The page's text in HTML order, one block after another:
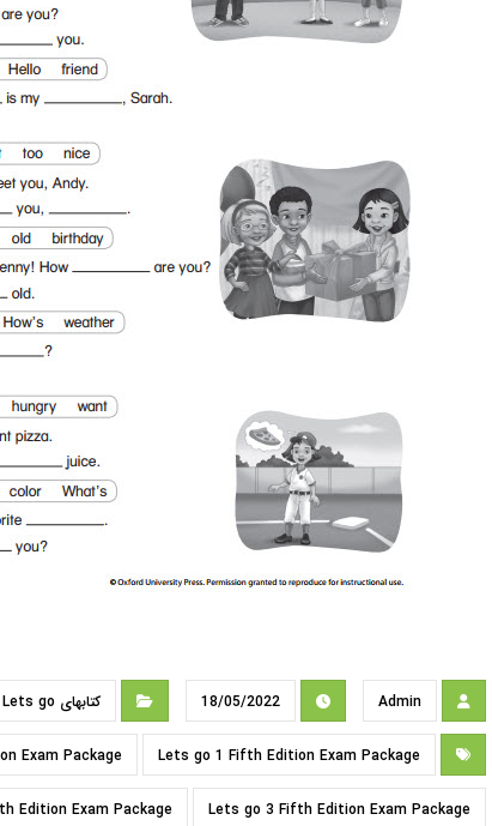
Admin
18/05/2022 کتابهای Lets go
Lets go 1 Fifth Edition Exam Package
Exam Package
Lets go 3 Fifth Edition Exam Package
Edition Exam Package